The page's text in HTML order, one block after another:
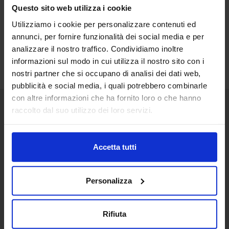
Questo sito web utilizza i cookie
Utilizziamo i cookie per personalizzare contenuti ed
annunci, per fornire funzionalità dei social media e per
analizzare il nostro traffico. Condividiamo inoltre
informazioni sul modo in cui utilizza il nostro sito con i
nostri partner che si occupano di analisi dei dati web,
pubblicità e social media, i quali potrebbero combinarle
con altre informazioni che ha fornito loro o che hanno
raccolto dal suo utilizzo dei loro servizi.
Accetta tutti
Personalizza
Rifiuta
+ 39 02.332039460